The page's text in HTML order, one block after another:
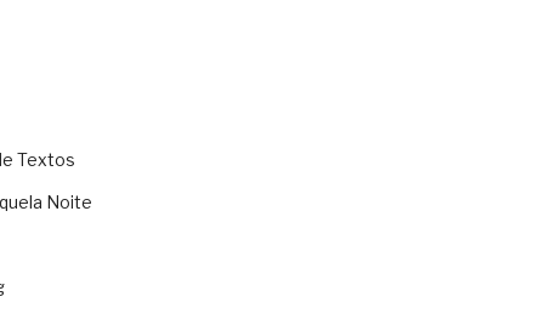
Textos
Noite